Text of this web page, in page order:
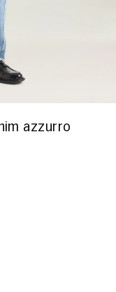
azzurro